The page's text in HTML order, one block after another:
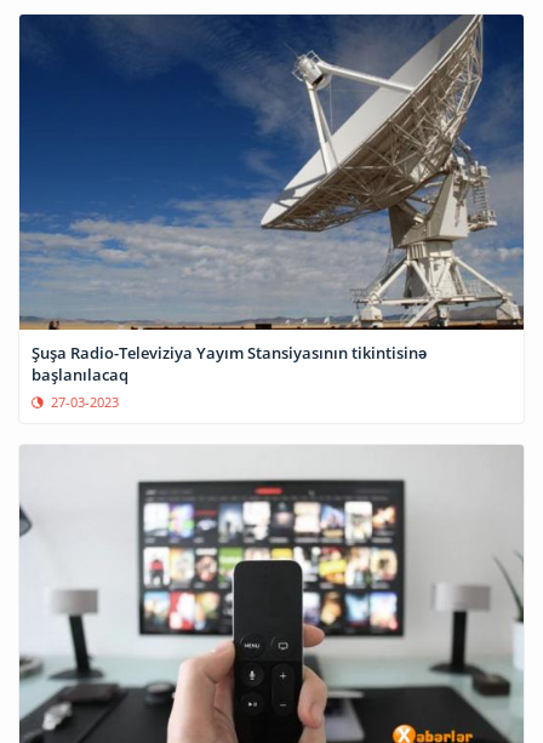
Şuşa Radio-Televiziya Yayım Stansiyasının tikintisinə
başlanılacaq
27-03-2023